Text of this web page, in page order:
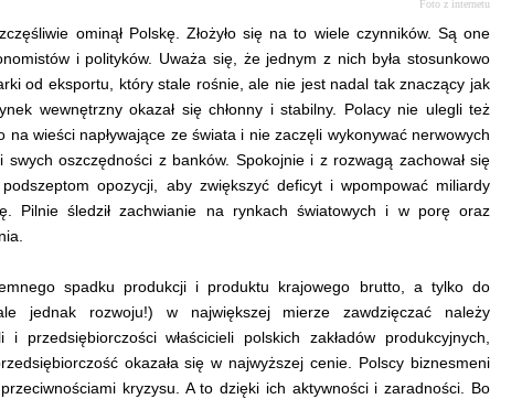
Foto z internetu
ominął Polskę. Złożyło się na to wiele czynników. Są one
i polityków. Uważa się, że jednym z nich była stosunkowo
od eksportu, który stale rośnie, ale nie jest nadal tak znaczący jak
wewnętrzny okazał się chłonny i stabilny. Polacy nie ulegli też
wieści napływające ze świata i nie zaczęli wykonywać nerwowych
swych oszczędności z banków. Spokojnie i z rozwagą zachował się
opozycji, aby zwiększyć deficyt i wpompować miliardy
Pilnie śledził zachwianie na rynkach światowych i w porę oraz
spadku produkcji i produktu krajowego brutto, a tylko do
jednak rozwoju!) w największej mierze zawdzięczać należy
przedsiębiorczości właścicieli polskich zakładów produkcyjnych,
okazała się w najwyższej cenie. Polscy biznesmeni
kryzysu. A to dzięki ich aktywności i zaradności. Bo